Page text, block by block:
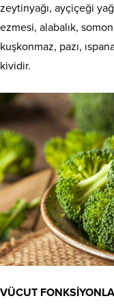
zeytinyağı, ayçiçeği
ezmesi, alabalık,
kuşkonmaz, pazı,
kividir.
VÜCUT